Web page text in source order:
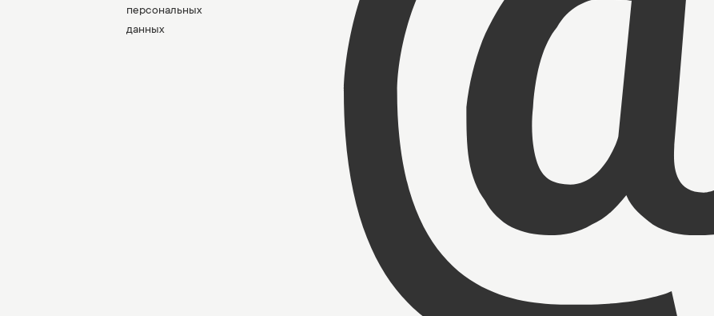
персональных
данных